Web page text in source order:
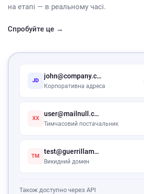
на етапі — в реальному часі.
Спробуйте це →
JD
john@company.com
Корпоративна адреса
XX
user@mailnull.com
Тимчасовий постачальник
TM
test@guerrillamail.com
Викидний домен
Також доступно через API